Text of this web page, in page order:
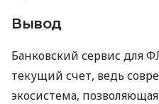
Вывод
Банковский сервис для
текущий счет, ведь
экосистема,